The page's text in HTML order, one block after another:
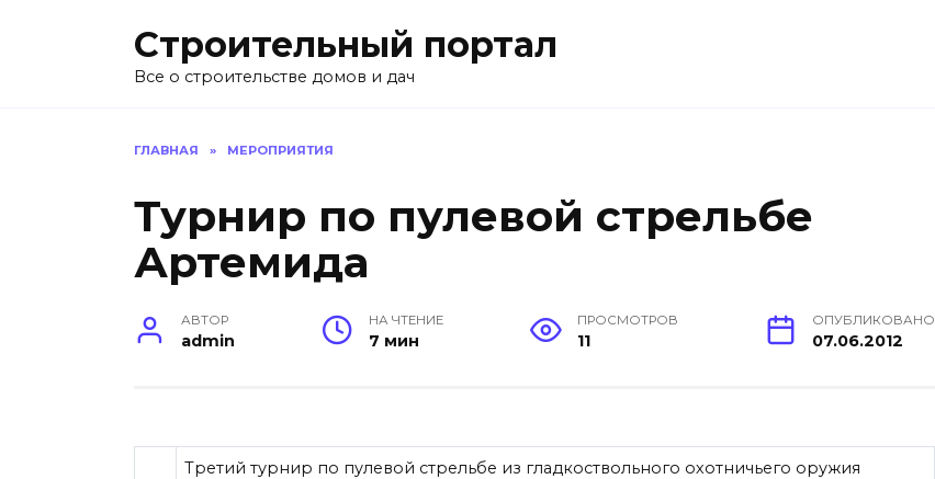
Строительный портал
Все о строительстве домов и дач
ГЛАВНАЯ » МЕРОПРИЯТИЯ
Турнир по пулевой стрельбе
Артемида
АВТОР
admin
НА ЧТЕНИЕ
7 мин
ПРОСМОТРОВ
11
ОПУБЛИКОВАНО
07.06.2012
Третий турнир по пулевой стрельбе из гладкоствольного охотничьего оружия